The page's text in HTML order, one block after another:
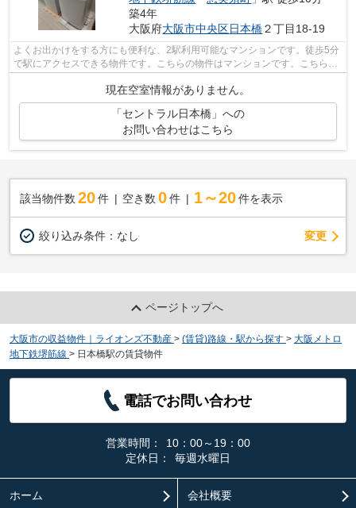
築4年
大阪府大阪市中央区日本橋２丁目18-19
よくお出かけをする方にも便利な、2駅利用可能なマンションです。徒歩5分
で駅にアクセスできる物件です。こちらの物件はマンションです。こちらの
現在空室情報がありません。
「セントラル日本橋」への
お問い合わせはこちら
該当物件数 20件 空き数 0 件 1～20 件を表示
絞り込み条件： なし 変更
ページトップへ
大阪市の収益物件｜ライオンズ不動産 > (賃貸)路線・駅から探す > 大阪メトロ
地下鉄堺筋線 > 日本橋駅の賃貸物件
電話でお問い合わせ
営業時間：
10：00～19：00
定休日：
毎週水曜日
ホーム 会社概要